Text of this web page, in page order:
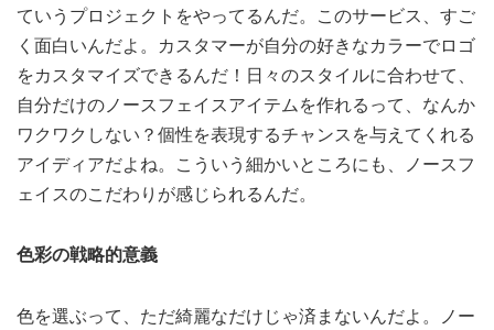
ていうプロジェクトをやってるんだ。このサービス、すご
く面白いんだよ。カスタマーが自分の好きなカラーでロゴ
をカスタマイズできるんだ！日々のスタイルに合わせて、
自分だけのノースフェイスアイテムを作れるって、なんか
ワクワクしない？個性を表現するチャンスを与えてくれる
アイディアだよね。こういう細かいところにも、ノースフ
ェイスのこだわりが感じられるんだ。
色彩の戦略的意義
色を選ぶって、ただ綺麗なだけじゃ済まないんだよ。ノー